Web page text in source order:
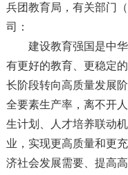
兵团教育局，有关部门
司：
建设教育强国是中
有更好的教育、更稳定
长阶段转向高质量发展
全要素生产率，离不开
生计划、人才培养联动
业，实现更高质量和更
济社会发展需要、提高